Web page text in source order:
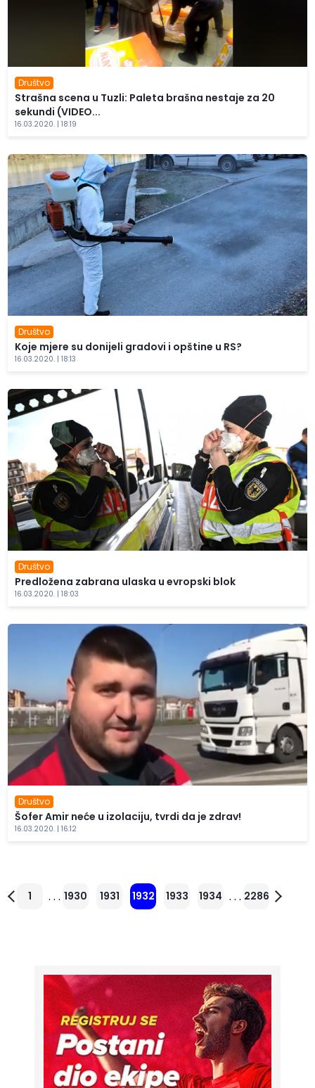
Društvo
Strašna scena u Tuzli: Paleta brašna nestaje za 20
sekundi (VIDEO...
16.03.2020. | 18:19
Društvo
Koje mjere su donijeli gradovi i opštine u RS?
16.03.2020. | 18:13
Društvo
Predložena zabrana ulaska u evropski blok
16.03.2020. | 18:03
Društvo
Šofer Amir neće u izolaciju, tvrdi da je zdrav!
16.03.2020. | 16:12
1 . . . 1930 1931 1932 1933 1934 . . . 2286